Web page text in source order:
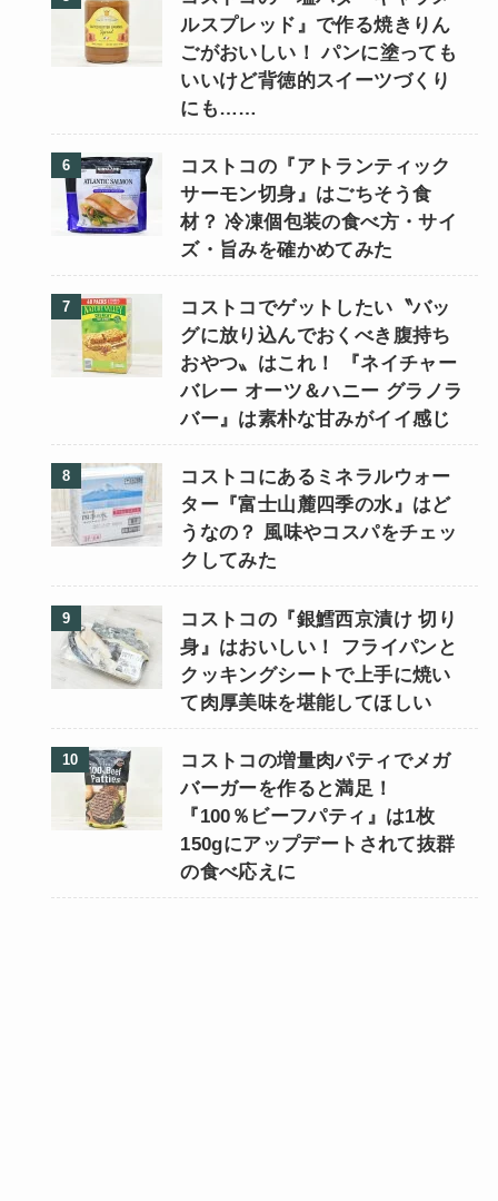
ルスプレッド』で作る焼きりん
ごがおいしい！ パンに塗っても
いいけど背徳的スイーツづくり
にも……
コストコの『アトランティック
サーモン切身』はごちそう食
材？ 冷凍個包装の食べ方・サイ
ズ・旨みを確かめてみた
コストコでゲットしたい〝バッ
グに放り込んでおくべき腹持ち
おやつ〟はこれ！ 『ネイチャー
バレー オーツ＆ハニー グラノラ
バー』は素朴な甘みがイイ感じ
コストコにあるミネラルウォー
ター『富士山麓四季の水』はど
うなの？ 風味やコスパをチェッ
クしてみた
コストコの『銀鱈西京漬け 切り
身』はおいしい！ フライパンと
クッキングシートで上手に焼い
て肉厚美味を堪能してほしい
コストコの増量肉パティでメガ
バーガーを作ると満足！
『100％ビーフパティ』は1枚
150gにアップデートされて抜群
の食べ応えに